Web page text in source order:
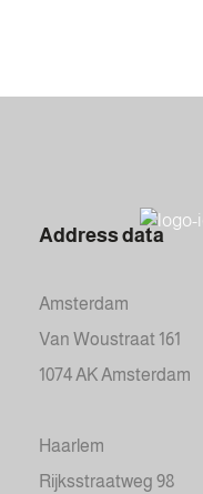
Address data
Amsterdam
Van Woustraat 161
1074 AK Amsterdam
Haarlem
Rijksstraatweg 98